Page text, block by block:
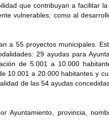
que contribuyan a facilitar
vulnerables; como al
a 55 proyectos municipales.
29 ayudas para
de 5.001 a 10.000
10.001 a 20.000 habitantes y
de las 54 ayudas
Ayuntamiento, provincia,